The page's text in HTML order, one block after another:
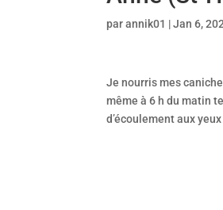
parannik01 |Jan 6,
Je nourris mes
même à 6 h du matin
d’écoulement aux